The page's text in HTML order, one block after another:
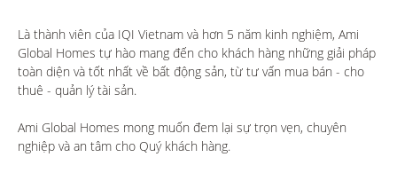
Là thành viên của IQI Vietnam và hơn 5 năm kinh nghiệm, Ami
Global Homes tự hào mang đến cho khách hàng những giải pháp
toàn diện và tốt nhất về bất động sản, từ tư vấn mua bán - cho
thuê - quản lý tài sản.
Ami Global Homes mong muốn đem lại sự trọn vẹn, chuyên
nghiệp và an tâm cho Quý khách hàng.